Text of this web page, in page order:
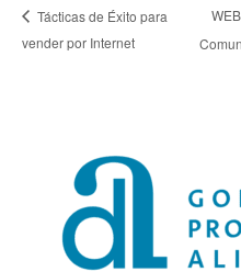
Tácticas de Éxito para
vender por Internet